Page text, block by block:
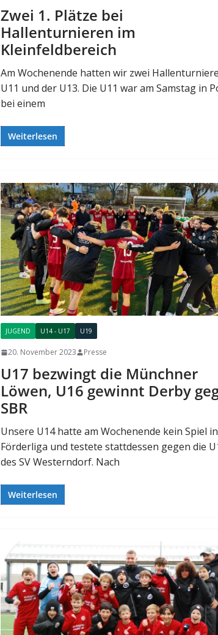
Zwei 1. Plätze bei
Hallenturnieren im
Kleinfeldbereich
Am Wochenende hatten wir zwei
U11 und der U13. Die U11 war am Samstag in
bei einem
Weiterlesen
JUGEND U14 - U17 U19
20. November 2023 Presse
U17 bezwingt die Münchner
Löwen, U16 gewinnt Derby
SBR
Unsere U14 hatte am Wochenende kein Spiel
Förderliga und testete stattdessen gegen die
des SV Westerndorf. Nach
Weiterlesen